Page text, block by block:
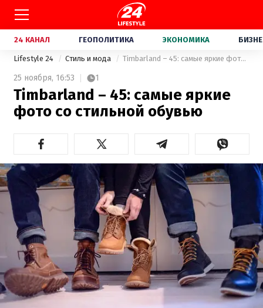
24 КАНАЛ ГЕОПОЛИТИКА ЭКОНОМИКА
Lifestyle 24 Стиль и мода Timbarland – 45: самые яркие фото со стильной обувью
25 ноября, 16:53 1
Timbarland – 45: самые яркие
фото со стильной обувью